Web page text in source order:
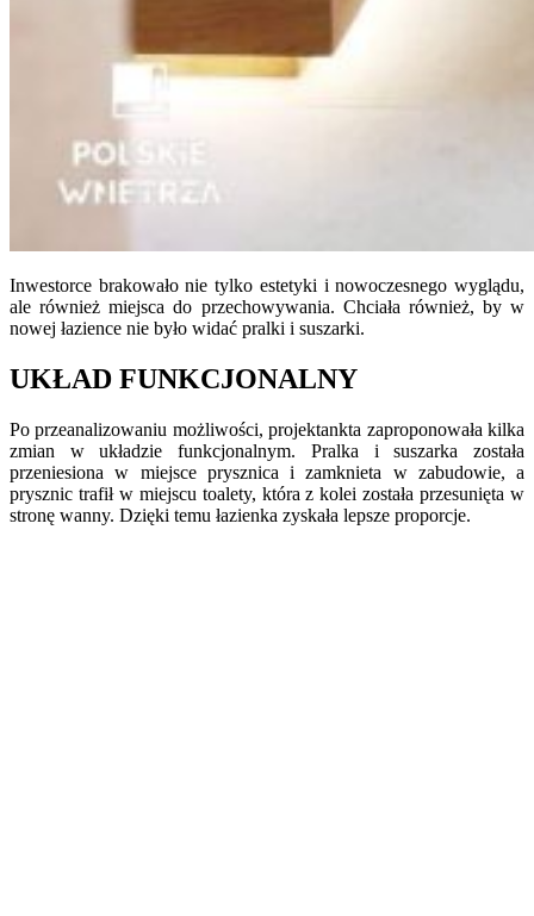
Inwestorce brakowało nie tylko estetyki i nowoczesnego wyglądu,
ale również miejsca do przechowywania. Chciała również, by w
nowej łazience nie było widać pralki i suszarki.
UKŁAD FUNKCJONALNY
Po przeanalizowaniu możliwości, projektankta zaproponowała kilka
zmian w układzie funkcjonalnym. Pralka i suszarka została
przeniesiona w miejsce prysznica i zamknieta w zabudowie, a
prysznic trafił w miejscu toalety, która z kolei została przesunięta w
stronę wanny. Dzięki temu łazienka zyskała lepsze proporcje.